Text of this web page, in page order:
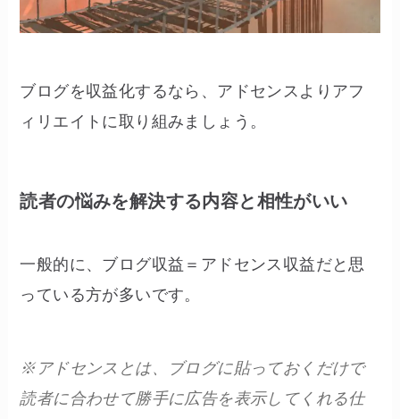
ブログを収益化するなら、アドセンスよりアフ
ィリエイトに取り組みましょう。
読者の悩みを解決する内容と相性がいい
一般的に、ブログ収益＝アドセンス収益だと思
っている方が多いです。
※アドセンスとは、ブログに貼っておくだけで
読者に合わせて勝手に広告を表示してくれる仕